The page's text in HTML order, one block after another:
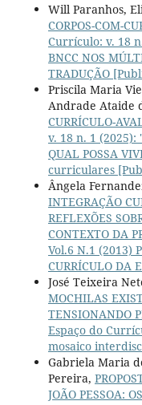
Will Paranhos,
CORPOS-COM-
Currículo: v. 18
BNCC NOS
TRADUÇÃO
Priscila Maria
Andrade Ataide
CURRÍCULO-
v. 18 n. 1 (2025):
QUAL POSSA
curriculares
Ângela
INTEGRAÇÃO
REFLEXÕES
CONTEXTO DA
Vol.6 N.1 (2013)
CURRÍCULO DA
José Teixeira
MOCHILAS
TENSIONANDO
Espaço do
mosaico
Gabriela Maria
Pereira,
JOÃO PESSOA: